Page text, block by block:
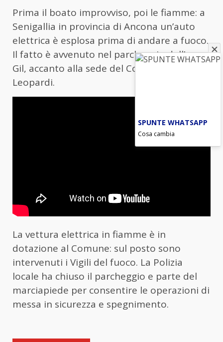
Prima il boato improvviso, poi le fiamme: a
Senigallia in provincia di Ancona un’auto
elettrica è esplosa prima di andare a fuoco.
Il fatto è avvenuto nel parcheggio dell’ex
Gil, accanto alla sede del Comune in viale
Leopardi.
La vettura elettrica in fiamme è in
dotazione al Comune: sul posto sono
intervenuti i Vigili del fuoco. La Polizia
locale ha chiuso il parcheggio e parte del
marciapiede per consentire le operazioni di
messa in sicurezza e spegnimento.
SPUNTE WHATSAPP
Cosa cambia